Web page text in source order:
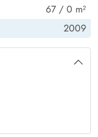
jederzeit zusammen
Gemeinsame
oder tolle
Urlaub
und für
mit Fernwärme
67 / 0 m²
2009